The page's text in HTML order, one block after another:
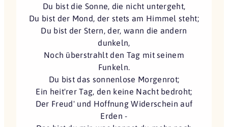
Du bist die Sonne, die nicht untergeht,
Du bist der Mond, der stets am Himmel steht;
Du bist der Stern, der, wann die andern
dunkeln,
Noch überstrahlt den Tag mit seinem
Funkeln.
Du bist das sonnenlose Morgenrot;
Ein heit'rer Tag, den keine Nacht bedroht;
Der Freud' und Hoffnung Widerschein auf
Erden -